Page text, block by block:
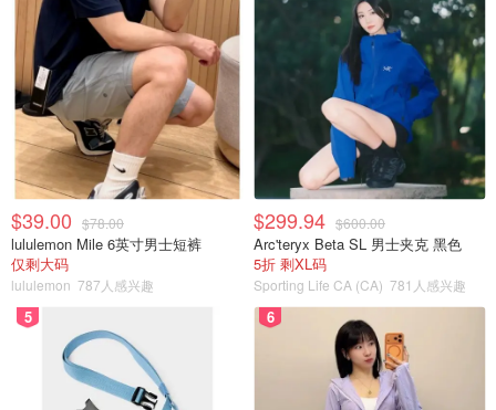
$39.00 $78.00
lululemon Mile 6英寸男士短裤
仅剩大码
lululemon 787人感兴趣
$299.94 $600.00
Arc'teryx Beta SL 男士夹克 黑色
5折 剩XL码
Sporting Life CA (CA) 781人感兴趣
5 6